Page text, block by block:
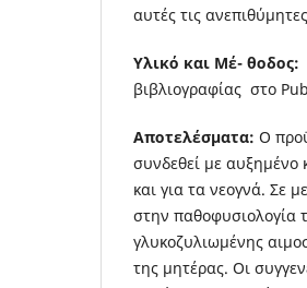
αυτές τις
Υλικό και Μέ- θοδος:
βιβλιογραφίας στο
Αποτελέσματα: Ο
συνδεθεί με αυξημένο
και για τα νεογνά. Σε
στην παθοφυσιολογία
γλυκοζυλιωμένης
της μητέρας. Οι